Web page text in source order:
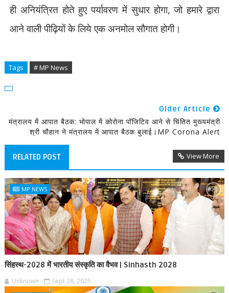
ही अनियंत्रित होते हुए पर्यावरण में सुधार होगा,जो हमारे द्वारा
आने वाली पीढ़ियों के लिये एक अनमोल सौगात होगी।
Tags # MP News
Older Article
मंत्रालय में आपात बैठक: भोपाल में कोरोना पॉजिटिव आने से चिंतित मुख्यमंत्री
श्री चौहान ने मंत्रालय में आपात बैठक बुलाई।MP Corona Alert
RELATED POST View More
MP NEWS
सिंहस्थ-2028 में भारतीय संस्कृति का वैभव | Sinhasth 2028
Unknown Sept 28, 2025